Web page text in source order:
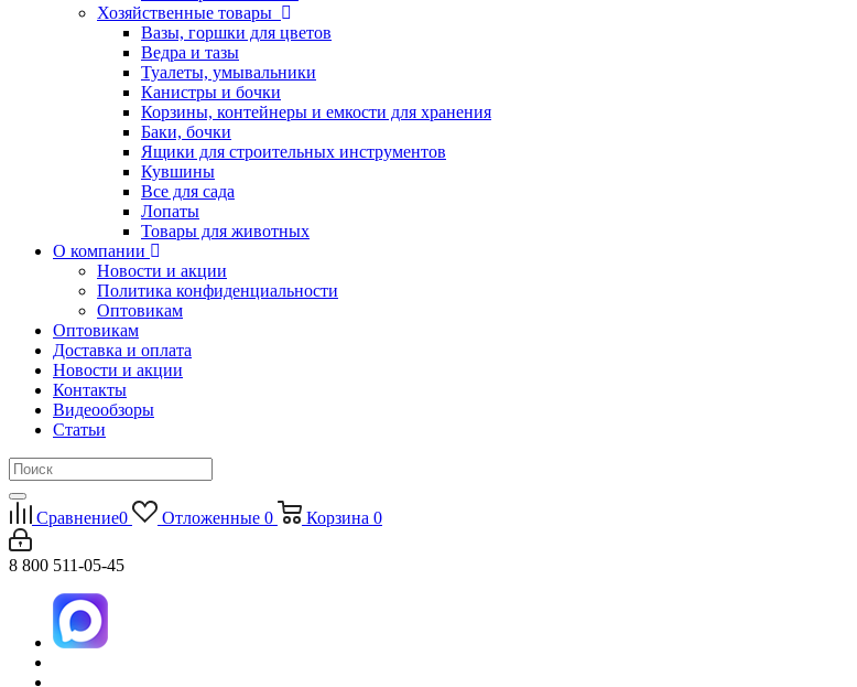
Хозяйственные товары
Вазы, горшки для цветов
Ведра и тазы
Туалеты, умывальники
Канистры и бочки
Корзины, контейнеры и емкости для хранения
Баки, бочки
Ящики для строительных инструментов
Кувшины
Все для сада
Лопаты
Товары для животных
О компании
Новости и акции
Политика конфиденциальности
Оптовикам
Оптовикам
Доставка и оплата
Новости и акции
Контакты
Видеообзоры
Статьи
Сравнение0 Отложенные 0 Корзина 0
8 800 511-05-45